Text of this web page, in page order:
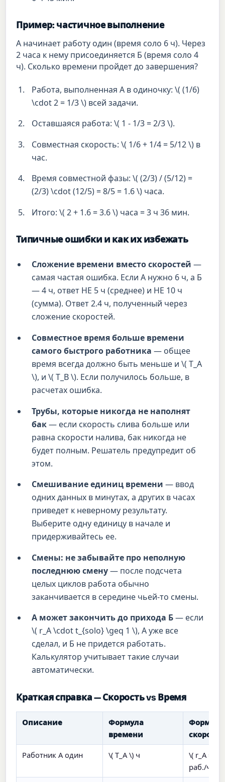
Пример: частичное выполнение
А начинает работу один (время соло 6 ч). Через
2 часа к нему присоединяется Б (время соло 4
ч). Сколько времени пройдет до завершения?
Работа, выполненная А в одиночку: \( (1/6)
\cdot 2 = 1/3 \) всей задачи.
Оставшаяся работа: \( 1 - 1/3 = 2/3 \).
Совместная скорость: \( 1/6 + 1/4 = 5/12 \) в
час.
Время совместной фазы: \( (2/3) / (5/12) =
(2/3) \cdot (12/5) = 8/5 = 1.6 \) часа.
Итого: \( 2 + 1.6 = 3.6 \) часа = 3 ч 36 мин.
Типичные ошибки и как их избежать
Сложение времени вместо скоростей —
самая частая ошибка. Если А нужно 6 ч, а Б
— 4 ч, ответ НЕ 5 ч (среднее) и НЕ 10 ч
(сумма). Ответ 2.4 ч, полученный через
сложение скоростей.
Совместное время больше времени
самого быстрого работника — общее
время всегда должно быть меньше и \( T_A
\), и \( T_B \). Если получилось больше, в
расчетах ошибка.
Трубы, которые никогда не наполнят
бак— если скорость слива больше или
равна скорости налива, бак никогда не
будет полным. Решатель предупредит об
этом.
Смешивание единиц времени — ввод
одних данных в минутах, а других в часах
приведет к неверному результату.
Выберите одну единицу в начале и
придерживайтесь ее.
Смены: не забывайте про неполную
последнюю смену— после подсчета
целых циклов работа обычно
заканчивается в середине чьей-то смены.
А может закончить до прихода Б— если
\( r_A \cdot t_{solo} \geq 1 \), А уже все
сделал, и Б не придется работать.
Калькулятор учитывает такие случаи
автоматически.
Краткая справка — Скорость vs Время
Описание
Формула
времени
Формула
скорости
Работник А один \( T_A \) ч
\( r_A = 1/
раб./ч